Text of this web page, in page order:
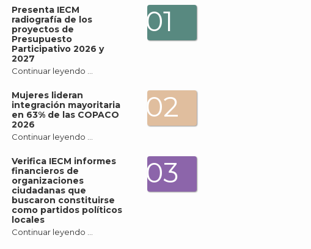
Presenta IECM
radiografía de los
proyectos de
Presupuesto
Participativo 2026 y
2027
Continuar leyendo …
01
Mujeres lideran
integración mayoritaria
en 63% de las COPACO
2026
Continuar leyendo …
02
Verifica IECM informes
financieros de
organizaciones
ciudadanas que
buscaron constituirse
como partidos políticos
locales
Continuar leyendo …
03